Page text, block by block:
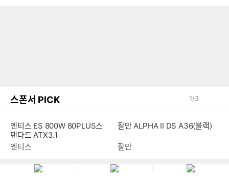
스폰서 PICK 1/3
엔티스 ES 800W 80PLUS스
탠다드 ATX3.1
엔티스
잘만 ALPHA II DS A36(블랙)
잘만